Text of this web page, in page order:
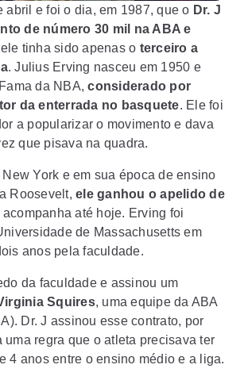
abril e foi o dia, em 1987, que o Dr. J
de número 30 mil na ABA e
tinha sido apenas o terceiro a
. Julius Erving nasceu em 1950 e
da NBA,considerado por
da enterrada no basquete. Ele foi
a popularizar o movimento e dava
que pisava na quadra.
York e em sua época de ensino
Roosevelt, ele ganhou o apelido de
acompanha até hoje. Erving foi
de Massachusetts em
anos pela faculdade.
da faculdade e assinou um
Squires, uma equipe da ABA
Dr. J assinou esse contrato, por
uma regra que o atleta precisava ter
4 anos entre o ensino médio e a liga.